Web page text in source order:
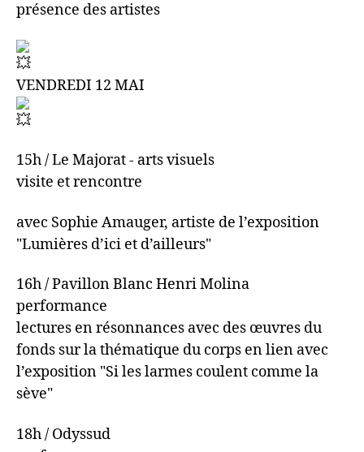
présence des artistes
VENDREDI 12 MAI
15h / Le Majorat - arts visuels
visite et rencontre
avec Sophie Amauger, artiste de l’exposition
"Lumières d’ici et d’ailleurs"
16h / Pavillon Blanc Henri Molina
performance
lectures en résonnances avec des œuvres du
fonds sur la thématique du corps en lien avec
l’exposition "Si les larmes coulent comme la
sève"
18h / Odyssud